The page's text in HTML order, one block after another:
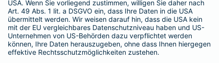
Schaden melden
Kilometerstandsmeldung
Serviceübersicht